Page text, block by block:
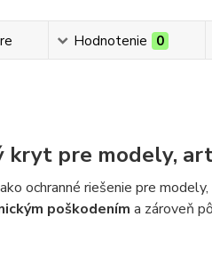
Hodnotenie 0
kryt pre modely,
ochranné riešenie pre
poškodením a zároveň